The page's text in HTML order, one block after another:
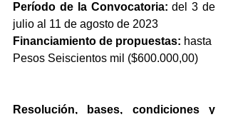
Período de la Convocatoria: del 3 de
julio al 11 de agosto de 2023
Financiamiento de propuestas: hasta
Pesos Seiscientos mil ($600.000,00)
Resolución, bases, condiciones y